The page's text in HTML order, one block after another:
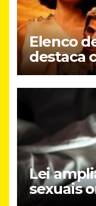
Elenco
destaca
Prime
Lei
sexuais